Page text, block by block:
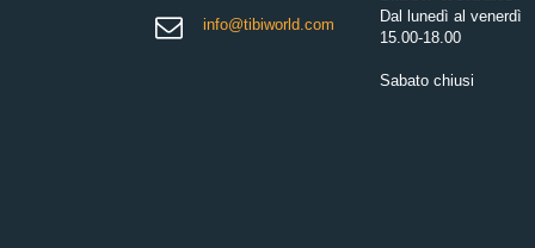
info@tibiworld.com
Dal lunedì al venerdì
15.00-18.00
Sabato chiusi